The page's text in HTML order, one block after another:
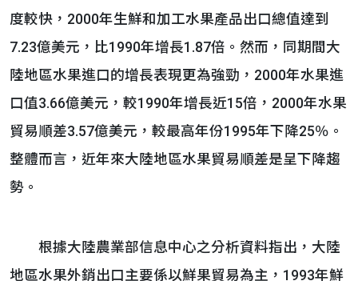
度較快，2000年生鮮和加工水果產品出口總值達到
7.23億美元，比1990年增長1.87倍。然而，同期間大
陸地區水果進口的增長表現更為強勁，2000年水果進
口值3.66億美元，較1990年增長近15倍，2000年水果
貿易順差3.57億美元，較最高年份1995年下降25％。
整體而言，近年來大陸地區水果貿易順差是呈下降趨
勢。
根據大陸農業部信息中心之分析資料指出，大陸
地區水果外銷出口主要係以鮮果貿易為主，1993年鮮